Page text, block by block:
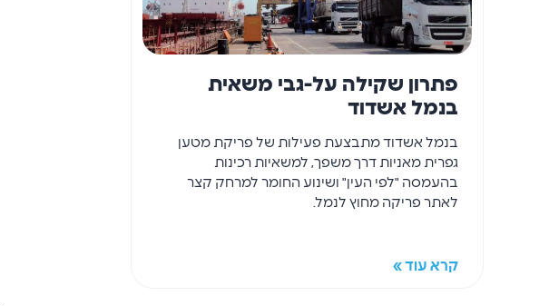
פתרון שקילה על-גבי משאית
בנמל אשדוד
בנמל אשדוד מתבצעת פעילות של פריקת מטען
גפרית מאניות דרך משפך, למשאיות רכינות
בהעמסה "לפי העין" ושינוע החומר למרחק קצר
לאתר פריקה מחוץ לנמל.
קרא עוד »